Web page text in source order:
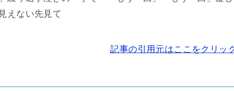
ない先見て
記事の引用元はここをクリッ